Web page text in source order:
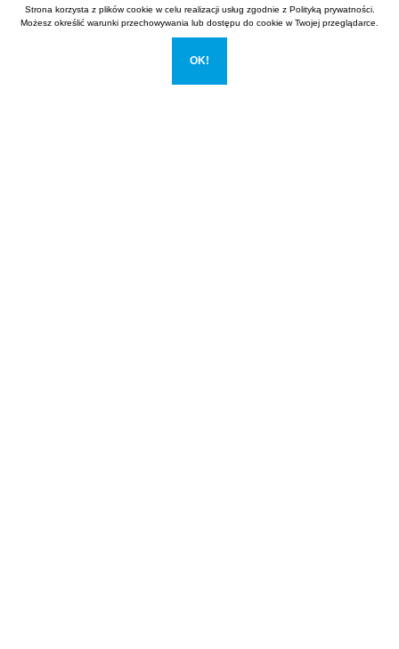
Dzięki naszemy profesjonalizmowi pomożemy Wam zawiązać
najważniejszą transakcję w Waszym życiu – zakup nieruchomości.
Dlaczego warto zaufać Concept Biuro Nieruchomości?
Strona korzysta z plików cookie w celu realizacji usług zgodnie z Polityką prywatności.
Możesz określić warunki przechowywania lub dostępu do cookie w Twojej przeglądarce.
OK!